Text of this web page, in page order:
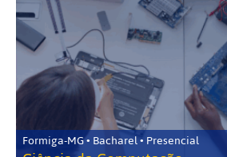
Formiga-MG • Bacharel • Presencial